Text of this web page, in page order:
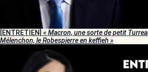
[ENTRETIEN] « Macron, une sorte de petit
Mélenchon, le Robespierre en keffieh »